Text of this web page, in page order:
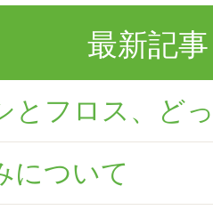
最新記事
とフロス、ど
について